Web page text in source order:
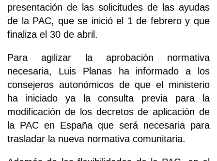
presentación de las solicitudes de las ayudas
de la PAC, que se inició el 1 de febrero y que
finaliza el 30 de abril.
Para agilizar la aprobación normativa
necesaria, Luis Planas ha informado a los
consejeros autonómicos de que el ministerio
ha iniciado ya la consulta previa para la
modificación de los decretos de aplicación de
la PAC en España que será necesaria para
trasladar la nueva normativa comunitaria.